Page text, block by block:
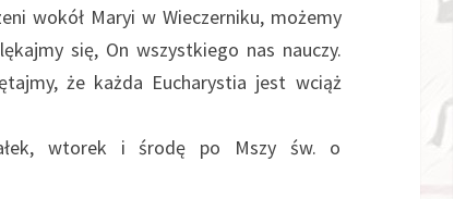
wokół Maryi w Wieczerniku, możemy
się, On wszystkiego nas nauczy.
że każda Eucharystia jest wciąż
wtorek i środę po Mszy św. o